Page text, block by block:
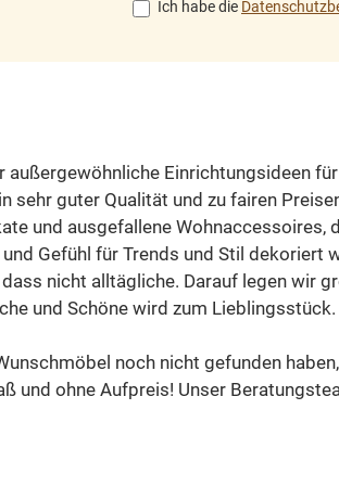
natürliche Oberfläche
Stauraum für Besteck,
Küchenutensilien,
Tischwäsche oder
kleinere
Wohnaccessoires.Im
Schrank befinden sich
viel Platz für Geschirr,
Vorräte, Dekoration
Ich habe die
außergewöhnliche Einrichtungsideen
sehr guter Qualität und zu fairen
und ausgefallene Wohnaccessoires,
Gefühl für Trends und Stil dekoriert
nicht alltägliche. Darauf legen wir
und Schöne wird zum Lieblingsstück.
noch nicht gefunden
und ohne Aufpreis! Unser